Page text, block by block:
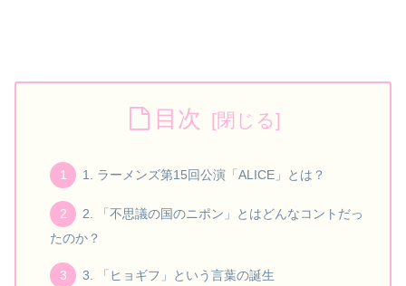
目次
1. ラーメンズ第15回公演「ALICE」とは？
2. 「不思議の国のニポン」とはどんなコントだっ
たのか？
3. 「ヒョギフ」という言葉の誕生